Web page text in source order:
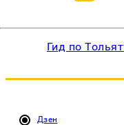
Гид по
Дзен